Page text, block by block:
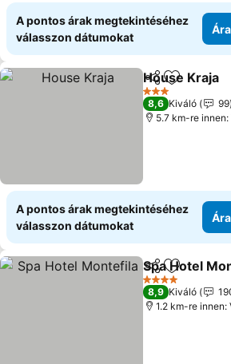
A pontos árak megtekintéséhez
válasszon dátumokat
Megosztás
House Kraja
3 Kategória
8,6 Kiváló
99
5.7 km-re
A pontos árak megtekintéséhez
válasszon dátumokat
Megosztás
Spa Hotel
4 Kategória
8,9 Kiváló
1.2 km-re innen: